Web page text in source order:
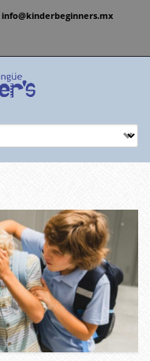
info@kinderbeginners.mx